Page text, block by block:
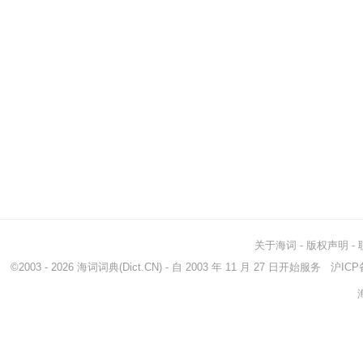
关于海词 - 版权声明 -
©2003 - 2026 海词词典(Dict.CN) - 自 2003 年 11 月 27 日开始服务 沪ICP